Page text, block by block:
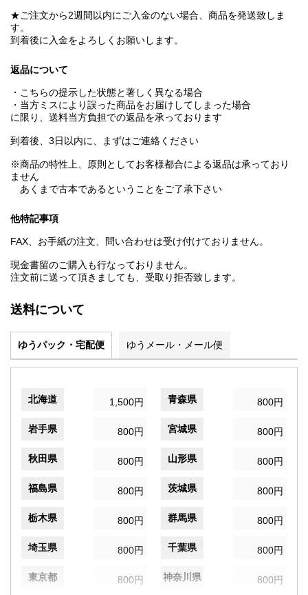
★ご注文から2週間以内にご入金のない場合、商品を発送致しま
す。
到着後に入金をよろしくお願いします。
返品について
・こちらの提示した状態と著しく異なる場合
・当方ミスにより誤った商品をお届けしてしまった場合
に限り、送料当方負担での返品を承っております
到着後、3日以内に、まずはご連絡ください
※商品の特性上、原則としてお客様都合による返品は承っており
ません
あくまで古本であるということをご了承下さい
他特記事項
FAX、お手紙の注文、問い合わせは受け付けておりません。
現金書留のご購入も行なっておりません。
注文前に送って頂きましても、受取り拒否致します。
送料について
ゆうパック・宅配便 ゆうメール・メール便
北海道 1,500円 青森県 800円
岩手県 800円 宮城県 800円
秋田県 800円 山形県 800円
福島県 800円 茨城県 800円
栃木県 800円 群馬県 800円
埼玉県 800円 千葉県 800円
東京都 800円 神奈川県 800円